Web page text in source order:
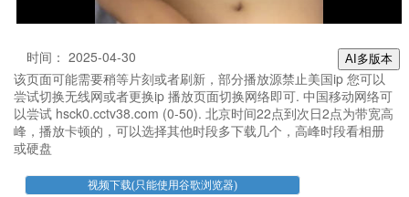
AI多版本
时间： 2025-04-30
该页面可能需要稍等片刻或者刷新，部分播放源禁止美国ip 您可以
尝试切换无线网或者更换ip 播放页面切换网络即可. 中国移动网络可
以尝试 hsck0.cctv38.com (0-50). 北京时间22点到次日2点为带宽高
峰，播放卡顿的，可以选择其他时段多下载几个，高峰时段看相册
或硬盘